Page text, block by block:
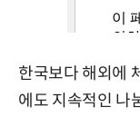
한국보다 해외에
에도 지속적인 나